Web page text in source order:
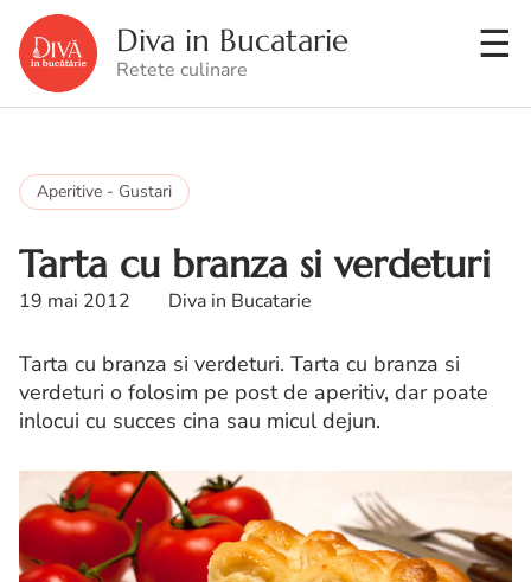
Diva in Bucatarie
Retete culinare
Aperitive - Gustari
Tarta cu branza si verdeturi
19 mai 2012 Diva in Bucatarie
Tarta cu branza si verdeturi. Tarta cu branza si
verdeturi o folosim pe post de aperitiv, dar poate
inlocui cu succes cina sau micul dejun.